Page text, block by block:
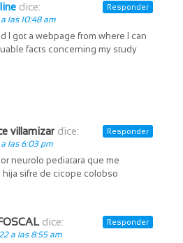
dice:
las 10:48 am
I got a webpage from where I can
facts concerning my study
Responder
villamizar dice:
las 6:03 pm
neurolo pediatara que me
hija sifre de cicope colobso
Responder
dice:
a las 8:55 am
Responder